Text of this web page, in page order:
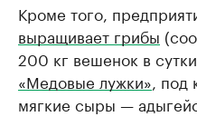
Кроме того,
выращивает грибы
200 кг вешенок в
«Медовые лужки» ,
мягкие сыры —